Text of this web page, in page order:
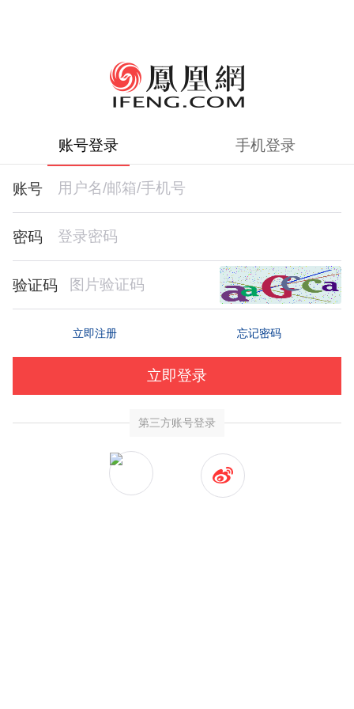
账号登录 手机登录
账号
密码
验证码
立即注册 忘记密码
立即登录
第三方账号登录